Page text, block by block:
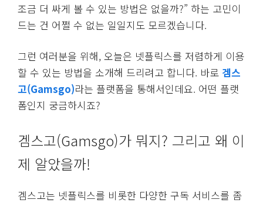
조금 더 싸게 볼 수 있는 방법은 없을까?” 하는 고민이
드는 건 어쩔 수 없는 일일지도 모르겠습니다.
그런 여러분을 위해, 오늘은 넷플릭스를 저렴하게 이용
할 수 있는 방법을 소개해 드리려고 합니다. 바로 겜스
고(Gamsgo)라는 플랫폼을 통해서인데요. 어떤 플랫
폼인지 궁금하시죠?
겜스고(Gamsgo)가 뭐지? 그리고 왜 이
제 알았을까!
겜스고는 넷플릭스를 비롯한 다양한 구독 서비스를 좀